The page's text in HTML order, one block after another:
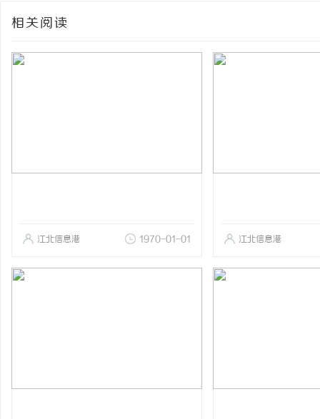
相关阅读
江北信息港 1970-01-01 江北信息港